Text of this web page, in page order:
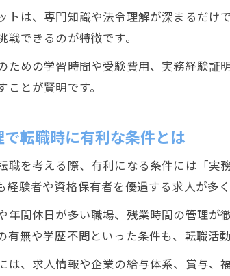
トは、専門知識や法令理解が深まるだけ
戦できるのが特徴です。
ための学習時間や受験費用、実務経験証
とが賢明です。
転職時に有利な条件とは
職を考える際、有利になる条件には「
経験者や資格保有者を優遇する求人が多く
年間休日が多い職場、残業時間の管理
有無や学歴不問といった条件も、転職活
は、求人情報や企業の給与体系、賞与